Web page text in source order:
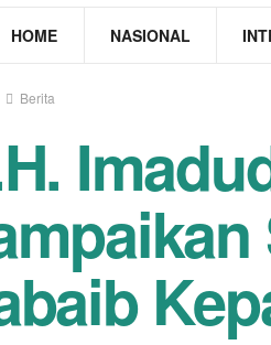
HOME NASIONAL
Berita